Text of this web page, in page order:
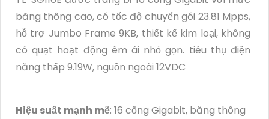
băng thông cao, có tốc độ chuyển gói 23.81 Mpps,
hỗ trợ Jumbo Frame 9KB, thiết kế kim loại, không
có quạt hoạt động êm ái nhỏ gọn. tiêu thụ điện
năng thấp 9.19W, nguồn ngoài 12VDC
Hiệu suất mạnh mẽ: 16 cổng Gigabit, băng thông